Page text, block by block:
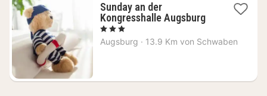
Sunday an der
Kongresshalle Augsburg1
ab
, 3 Sterne
Augsburg · 13.9 Km von Schwaben